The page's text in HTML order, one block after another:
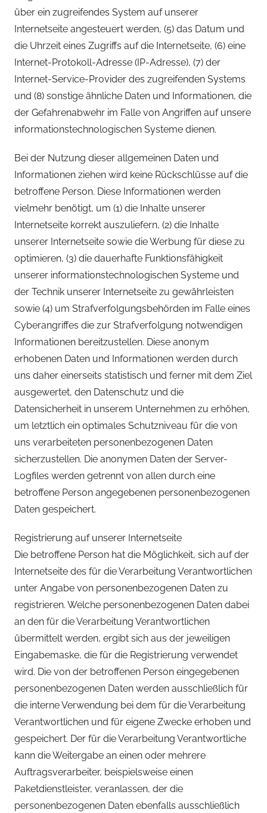
über ein zugreifendes System auf unserer
Internetseite angesteuert werden, (5) das Datum und
die Uhrzeit eines Zugriffs auf die Internetseite, (6) eine
Internet-Protokoll-Adresse (IP-Adresse), (7) der
Internet-Service-Provider des zugreifenden Systems
und (8) sonstige ähnliche Daten und Informationen, die
der Gefahrenabwehr im Falle von Angriffen auf unsere
informationstechnologischen Systeme dienen.
Bei der Nutzung dieser allgemeinen Daten und
Informationen ziehen wird keine Rückschlüsse auf die
betroffene Person. Diese Informationen werden
vielmehr benötigt, um (1) die Inhalte unserer
Internetseite korrekt auszuliefern, (2) die Inhalte
unserer Internetseite sowie die Werbung für diese zu
optimieren, (3) die dauerhafte Funktionsfähigkeit
unserer informationstechnologischen Systeme und
der Technik unserer Internetseite zu gewährleisten
sowie (4) um Strafverfolgungsbehörden im Falle eines
Cyberangriffes die zur Strafverfolgung notwendigen
Informationen bereitzustellen. Diese anonym
erhobenen Daten und Informationen werden durch
uns daher einerseits statistisch und ferner mit dem Ziel
ausgewertet, den Datenschutz und die
Datensicherheit in unserem Unternehmen zu erhöhen,
um letztlich ein optimales Schutzniveau für die von
uns verarbeiteten personenbezogenen Daten
sicherzustellen. Die anonymen Daten der Server-
Logfiles werden getrennt von allen durch eine
betroffene Person angegebenen personenbezogenen
Daten gespeichert.
Registrierung auf unserer Internetseite
Die betroffene Person hat die Möglichkeit, sich auf der
Internetseite des für die Verarbeitung Verantwortlichen
unter Angabe von personenbezogenen Daten zu
registrieren. Welche personenbezogenen Daten dabei
an den für die Verarbeitung Verantwortlichen
übermittelt werden, ergibt sich aus der jeweiligen
Eingabemaske, die für die Registrierung verwendet
wird. Die von der betroffenen Person eingegebenen
personenbezogenen Daten werden ausschließlich für
die interne Verwendung bei dem für die Verarbeitung
Verantwortlichen und für eigene Zwecke erhoben und
gespeichert. Der für die Verarbeitung Verantwortliche
kann die Weitergabe an einen oder mehrere
Auftragsverarbeiter, beispielsweise einen
Paketdienstleister, veranlassen, der die
personenbezogenen Daten ebenfalls ausschließlich